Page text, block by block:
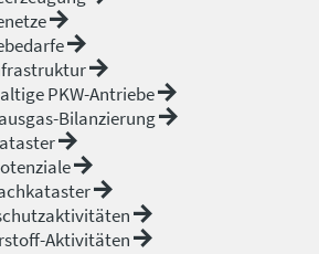
PKW-Antriebe
Bilanzierung
Aktivitäten